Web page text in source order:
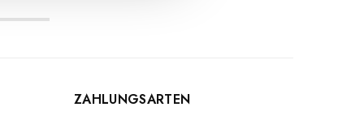
ZAHLUNGSARTEN